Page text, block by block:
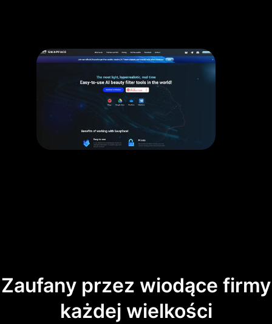
Zaufany przez wiodące firmy
każdej wielkości